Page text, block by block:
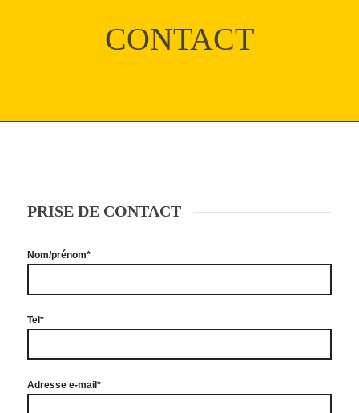
CONTACT
PRISE DE CONTACT
Nom/prénom*
Tel*
Adresse e-mail*